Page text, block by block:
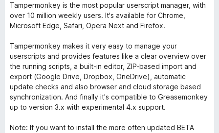
Tampermonkey is the most popular userscript manager, with
over 10 million weekly users. It's available for Chrome,
Microsoft Edge, Safari, Opera Next and Firefox.
Tampermonkey makes it very easy to manage your
userscripts and provides features like a clear overview over
the running scripts, a built-in editor, ZIP-based import and
export (Google Drive, Dropbox, OneDrive), automatic
update checks and also browser and cloud storage based
synchronization. And finally it's compatible to Greasemonkey
up to version 3.x with experimental 4.x support.
Note: If you want to install the more often updated BETA